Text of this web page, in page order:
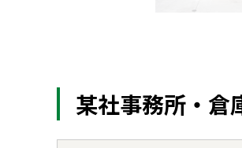
某社事務所・倉